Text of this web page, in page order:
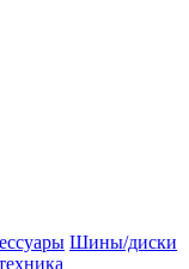
Шины/диски